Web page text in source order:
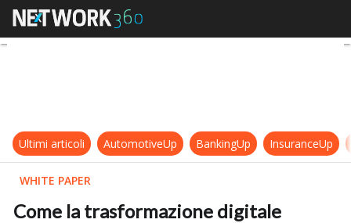
Come la trasformazione digitale
Ultimi articoli AutomotiveUp BankingUp InsuranceUp
WHITE PAPER
Come la trasformazione digitale